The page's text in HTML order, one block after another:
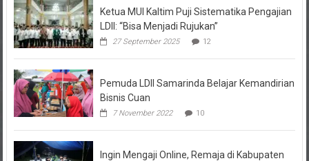
LDII: “Bisa Menjadi Rujukan”
27 September 2025 12
Bisnis Cuan
7 November 2022
Paser ini Naik Bukit Mencari Sinyal